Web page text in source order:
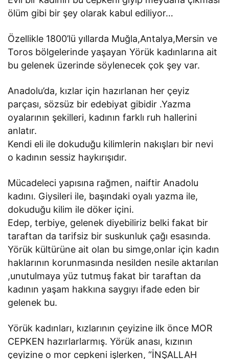
ölüm gibi bir şey olarak kabul ediliyor…
Özellikle 1800’lü yıllarda Muğla,Antalya,Mersin ve
Toros bölgelerinde yaşayan Yörük kadınlarına ait
bu gelenek üzerinde söylenecek çok şey var.
Anadolu’da, kızlar için hazırlanan her çeyiz
parçası, sözsüz bir edebiyat gibidir .Yazma
oyalarının şekilleri, kadının farklı ruh hallerini
anlatır.
Kendi eli ile dokuduğu kilimlerin nakışları bir nevi
o kadının sessiz haykırışıdır.
Mücadeleci yapısına rağmen, naiftir Anadolu
kadını. Giysileri ile, başındaki oyalı yazma ile,
dokuduğu kilim ile döker içini.
Edep, terbiye, gelenek diyebiliriz belki fakat bir
taraftan da tarifsiz bir suskunluk çağı esasında.
Yörük kültürüne ait olan bu simge,onlar için kadın
haklarının korunmasında nesilden nesile aktarılan
,unutulmaya yüz tutmuş fakat bir taraftan da
kadının yaşam hakkına saygıyı ifade eden bir
gelenek bu.
Yörük kadınları, kızlarının çeyizine ilk önce MOR
CEPKEN hazırlarlarmış. Yörük anası, kızının
çeyizine o mor cepkeni işlerken, “İNŞALLAH